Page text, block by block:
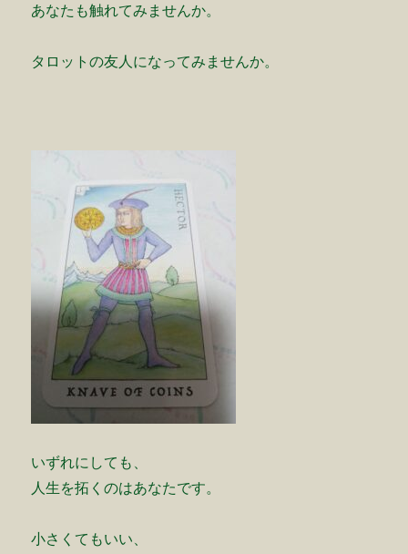
あなたも触れてみませんか。
タロットの友人になってみませんか。
いずれにしても、
人生を拓くのはあなたです。
小さくてもいい、